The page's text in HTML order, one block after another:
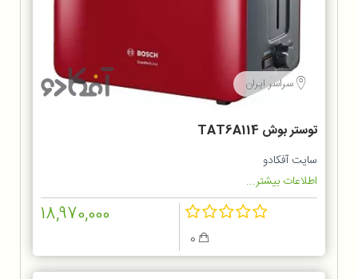
سراسر ایران
توستر بوش TAT6A114
سایت آفکادو
اطلاعات بیشتر...
18,970,000